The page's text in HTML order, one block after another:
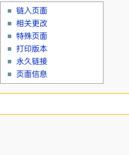
链入页面
相关更改
特殊页面
打印版本
永久链接
页面信息